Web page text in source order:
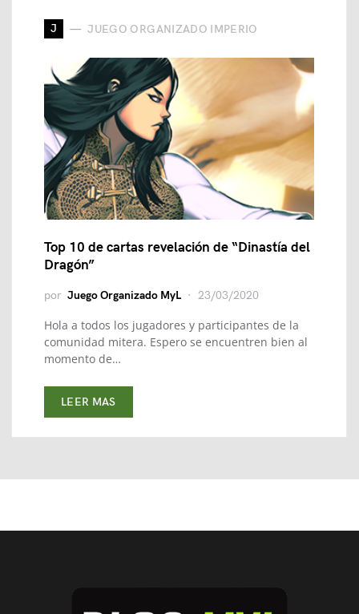
J JUEGO ORGANIZADO IMPERIO
Top 10 de cartas revelación de “Dinastía del
Dragón”
por Juego Organizado MyL 23/03/2020
Hola a todos los jugadores y participantes de la
comunidad mitera. Espero se encuentren bien al
momento de…
LEER MAS